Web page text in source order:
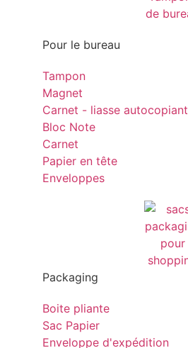
Pour le bureau
Tampon
Magnet
Carnet - liasse autocopiant
Bloc Note
Carnet
Papier en tête
Enveloppes
Packaging
Boite pliante
Sac Papier
Enveloppe d'expédition